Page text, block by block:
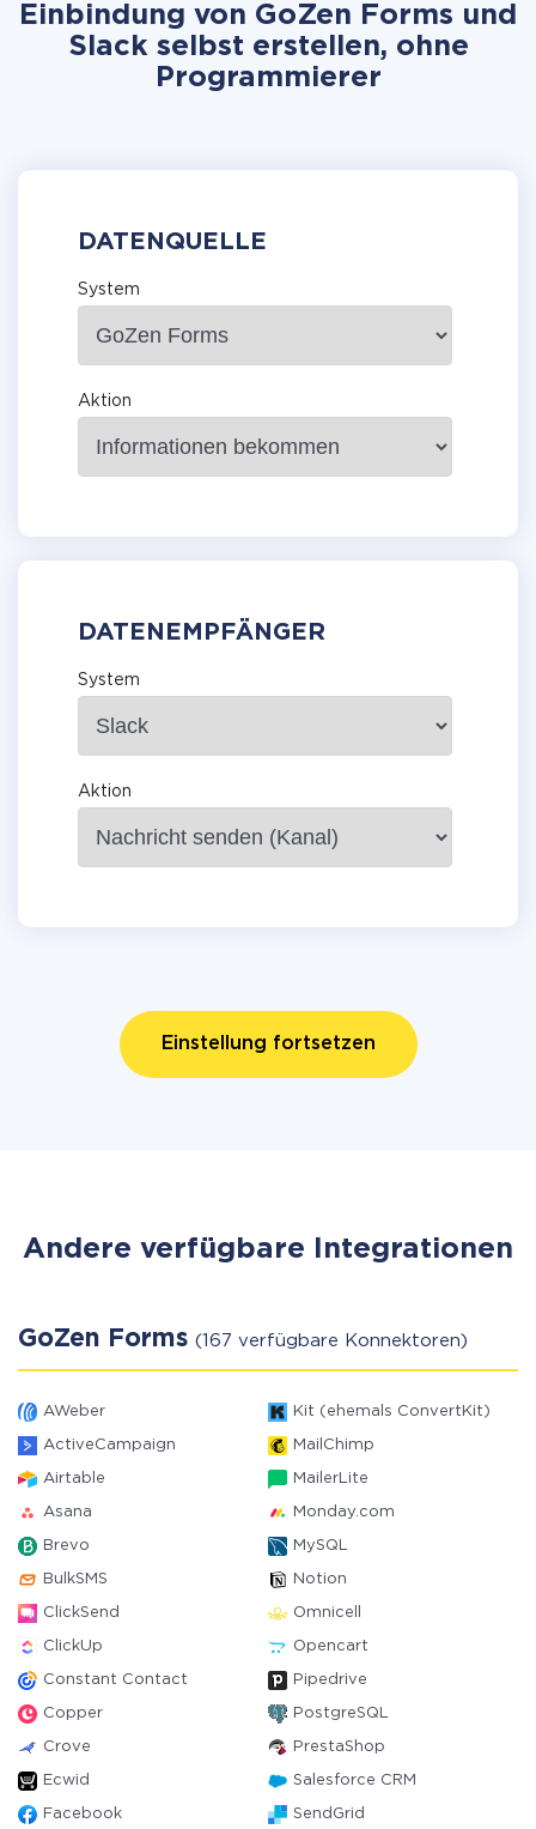
Einbindung von GoZen Forms und
Slack selbst erstellen, ohne
Programmierer
DATENQUELLE
System
Aktion
DATENEMPFÄNGER
System
Aktion
Einstellung fortsetzen
Andere verfügbare Integrationen
GoZen Forms (167 verfügbare Konnektoren)
AWeber Kit (ehemals ConvertKit)
ActiveCampaign MailChimp
Airtable MailerLite
Asana Monday.com
Brevo MySQL
BulkSMS Notion
ClickSend Omnicell
ClickUp Opencart
Constant Contact Pipedrive
Copper PostgreSQL
Crove PrestaShop
Ecwid Salesforce CRM
Facebook SendGrid